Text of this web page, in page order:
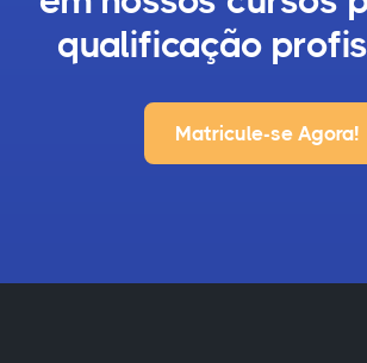
qualificação
Matricule-se Agora!